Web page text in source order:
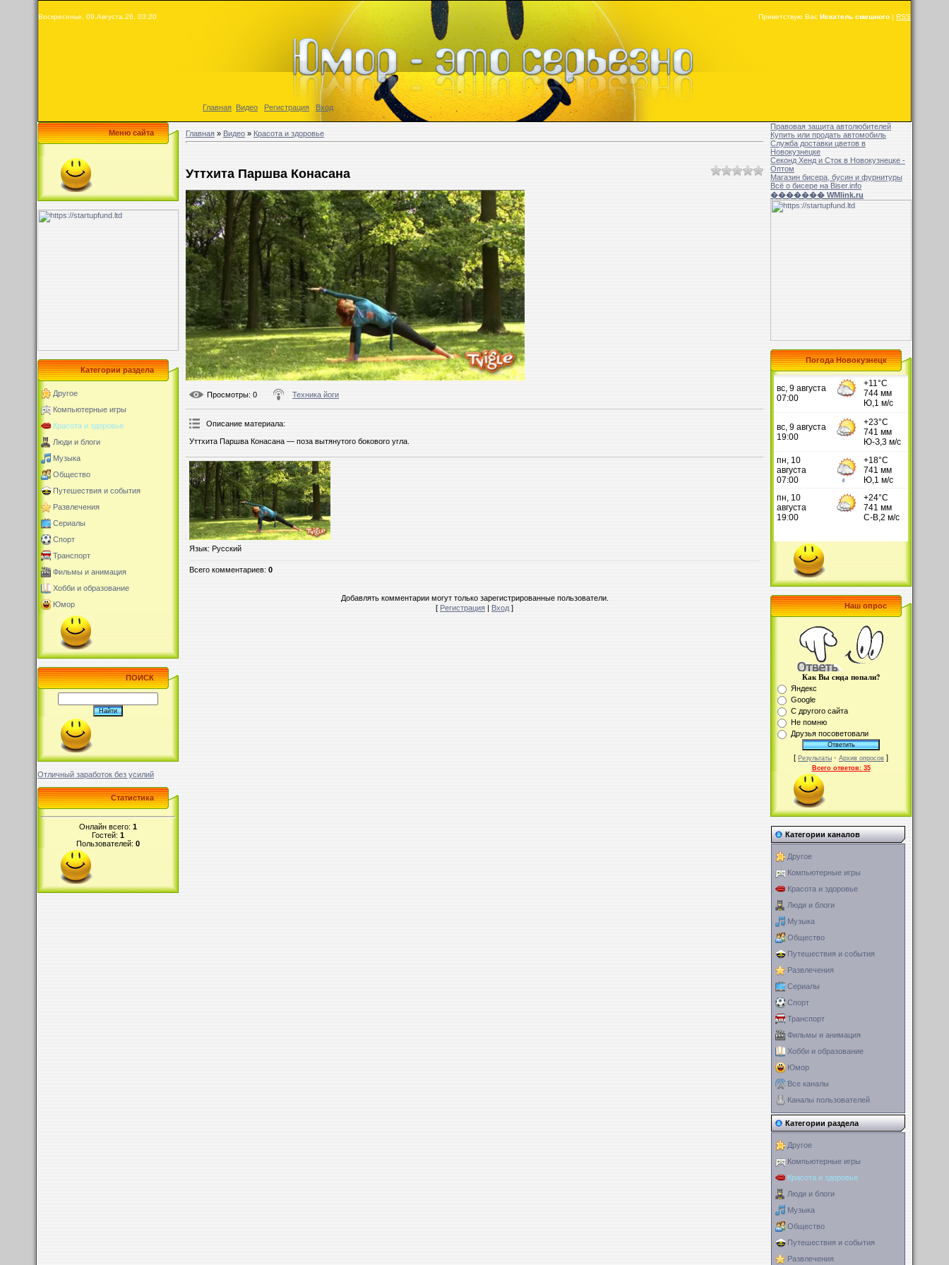
Воскресенье, 09.Августа.26, 03:20 Приветствую Вас Искатель смешного | RSS
Главная Видео Регистрация Вход
Меню сайта
Категории раздела
Другое
Компьютерные игры
Красота и здоровье
Люди и блоги
Музыка
Общество
Путешествия и события
Развлечения
Сериалы
Спорт
Транспорт
Фильмы и анимация
Хобби и образование
Юмор
ПОИСК
Отличный заработок без усилий
Статистика
Онлайн всего: 1
Гостей: 1
Пользователей: 0
Главная»Видео»Красота и здоровье
Уттхита Паршва Конасана
Просмотры: 0 Техника йоги
Описание материала:
Уттхита Паршва Конасана — поза вытянутого бокового угла.
Язык: Русский
Всего комментариев:0
Добавлять комментарии могут только зарегистрированные пользователи.
[Регистрация|Вход]
Правовая защита автолюбителей
Купить или продать автомобиль
Служба доставки цветов в
Новокузнецке
Секонд Хенд и Сток в Новокузнецке -
Оптом
Магазин бисера, бусин и фурнитуры
Всё о бисере на Biser.info
������� WMlink.ru
Погода Новокузнецк
Наш опрос
Как Вы сюда попали?
Яндекс
Google
С другого сайта
Не помню
Друзья посоветовали
[ Результаты · Архив опросов ]
Всего ответов: 35
Категории каналов
Другое
Компьютерные игры
Красота и здоровье
Люди и блоги
Музыка
Общество
Путешествия и события
Развлечения
Сериалы
Спорт
Транспорт
Фильмы и анимация
Хобби и образование
Юмор
Все каналы
Каналы пользователей
Категории раздела
Другое
Компьютерные игры
Красота и здоровье
Люди и блоги
Музыка
Общество
Путешествия и события
Развлечения